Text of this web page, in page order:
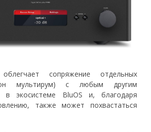
сопряжение отдельных
мультирум) с любым другим
в экосистеме BluOS и, благодаря
также может похвастаться